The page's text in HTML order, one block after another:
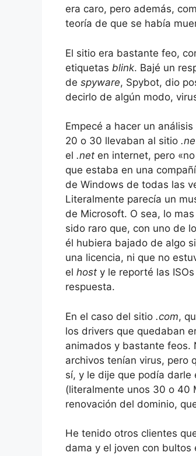
era caro, pero además,
teoría de que se había
El sitio era bastante feo,
etiquetas blink. Bajé un
de spyware, Spybot, dio
decirlo de algún modo,
Empecé a hacer un
20 o 30 llevaban al sitio
el .net en internet, pero
que estaba en una
de Windows de todas las
Literalmente parecía un
de Microsoft. O sea, lo
sido raro que, con uno de
él hubiera bajado de algo
una licencia, ni que no
el host y le reporté las
respuesta.
En el caso del sitio .com,
los drivers que quedaban
animados y bastante feos.
archivos tenían virus, pero
sí, y le dije que podía
(literalmente unos 30 o 40
renovación del dominio,
He tenido otros clientes
dama y el joven con